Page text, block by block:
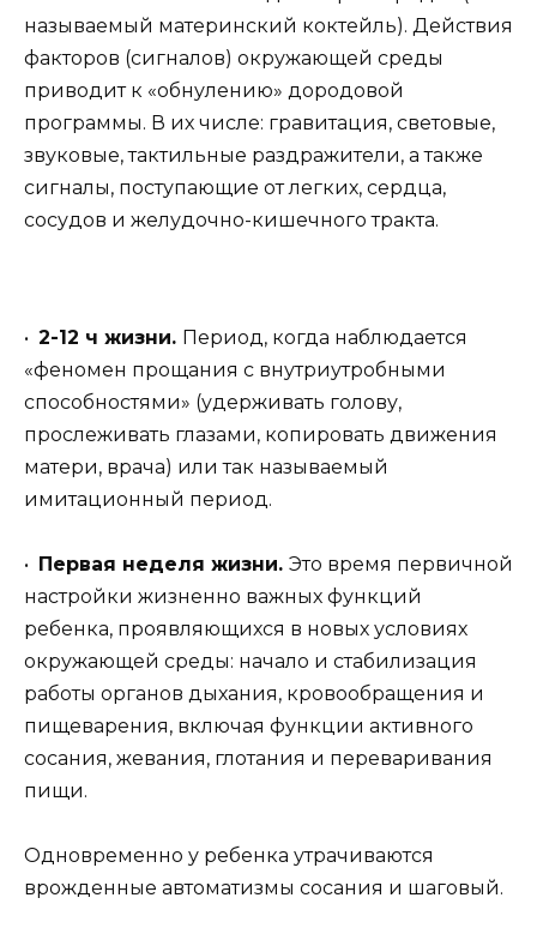
называемый материнский коктейль). Действия
факторов (сигналов) окружающей среды
приводит к «обнулению» дородовой
программы. В их числе: гравитация, световые,
звуковые, тактильные раздражители, а также
сигналы, поступающие от легких, сердца,
сосудов и желудочно-кишечного тракта.
• 2-12 ч жизни. Период, когда наблюдается
«феномен прощания с внутриутробными
способностями» (удерживать голову,
прослеживать глазами, копировать движения
матери, врача) или так называемый
имитационный период.
• Первая неделя жизни. Это время первичной
настройки жизненно важных функций
ребенка, проявляющихся в новых условиях
окружающей среды: начало и стабилизация
работы органов дыхания, кровообращения и
пищеварения, включая функции активного
сосания, жевания, глотания и переваривания
пищи.
Одновременно у ребенка утрачиваются
врожденные автоматизмы сосания и шаговый.